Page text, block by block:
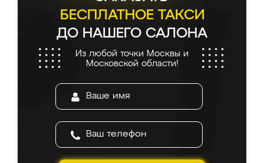
БЕСПЛАТНОЕ ТАКСИ
ДО НАШЕГО САЛОНА
Из любой точки Москвы и
Московской области!